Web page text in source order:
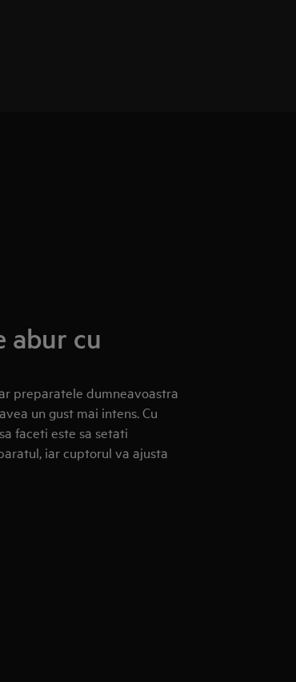
abur cu
preparatele dumneavoastra
un gust mai intens. Cu
faceti este sa setati
iar cuptorul va ajusta